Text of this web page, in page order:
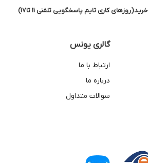
کاری تایم پاسخگویی تلفنی 11 تا17)
گالری یونس
ارتباط با ما
درباره ما
سوالات متداول